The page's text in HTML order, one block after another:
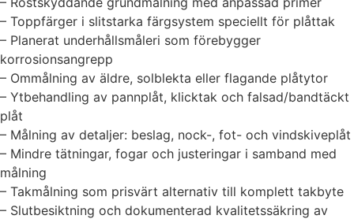
– Toppfärger i slitstarka färgsystem speciellt för plåttak
– Planerat underhållsmåleri som förebygger
korrosionsangrepp
– Ommålning av äldre, solblekta eller flagande plåtytor
– Ytbehandling av pannplåt, klicktak och falsad/bandtäckt
plåt
– Målning av detaljer: beslag, nock-, fot- och vindskiveplåt
– Mindre tätningar, fogar och justeringar i samband med
målning
– Takmålning som prisvärt alternativ till komplett takbyte
– Slutbesiktning och dokumenterad kvalitetssäkring av